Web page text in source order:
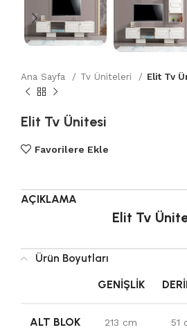
Ana Sayfa Tv Üniteleri Elit Tv
Elit Tv Ünitesi
Favorilere Ekle
AÇIKLAMA
Elit Tv
Ürün Boyutları
GENIŞLIK
ALT BLOK 213 cm 51